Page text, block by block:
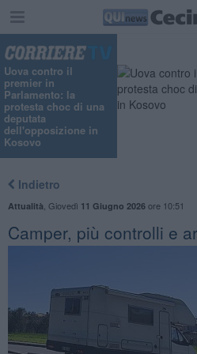
Uova contro il
premier in
Parlamento: la
protesta choc di una
deputata
dell'opposizione in
Kosovo
Indietro
Attualità Giovedì 11 Giugno 2026ore 10:51
Camper, più controlli e